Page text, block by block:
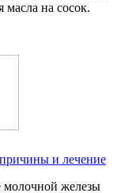
масла на сосок.
и лечение
молочной железы